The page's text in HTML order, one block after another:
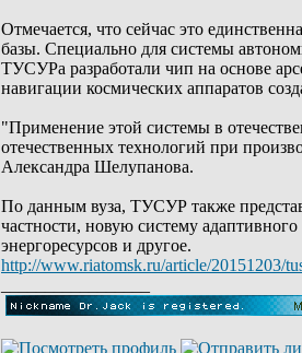
Отмечается, что сейчас это
базы. Специально для системы
ТУСУРа разработали чип на основе
навигации космических аппаратов
"Применение этой системы в
отечественных технологий при
Александра Шелупанова.
По данным вуза, ТУСУР также
частности, новую систему
энергоресурсов и другое.
http://www.riatomsk.ru/article/20151203/